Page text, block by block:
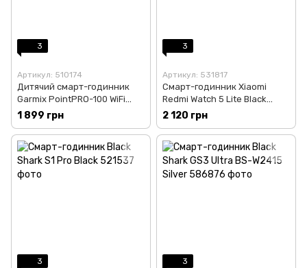
3
Артикул: 510174
Дитячий смарт-годинник
Garmix PointPRO-100 WiFi
Blue
1 899 грн
3
Артикул: 531817
Смарт-годинник Xiaomi
Redmi Watch 5 Lite Black
(BHR8789GL)_EU
2 120 грн
3 3